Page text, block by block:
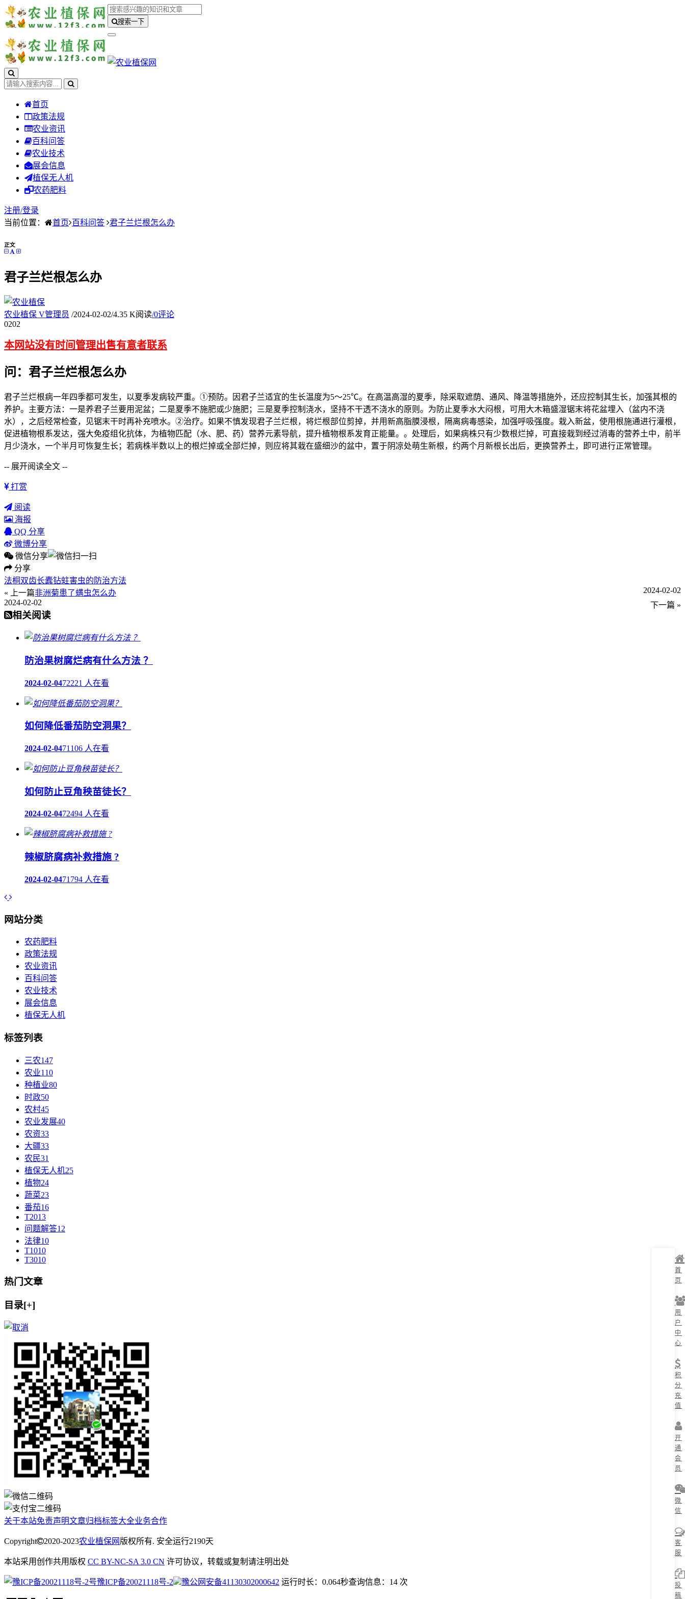
搜索一下
首页
政策法规
农业资讯
百科问答
农业技术
展会信息
植保无人机
农药肥料
注册/登录
当前位置：
首页 百科问答 君子兰烂根怎么办
正文
君子兰烂根怎么办
农业植保 V管理员 /2024-02-02/4.35 K阅读/0评论
0202
本网站没有时间管理出售有意者联系
问：君子兰烂根怎么办
君子兰烂根病一年四季都可发生，以夏季发病较严重。①预防。因君子兰适宜的生长温度为5～25℃。在高温高湿的夏季，除采取遮荫、通风、降温等措施外，还应控制其生长，加强其根的
养护。主要方法：一是养君子兰要用泥盆；二是夏季不施肥或少施肥；三是夏季控制浇水，坚持不干透不浇水的原则。为防止夏季水大闷根，可用大木箱盛湿锯末将花盆埋入（盆内不浇
水），之后经常检查，见锯末干时再补充喷水。②治疗。如果不慎发现君子兰烂根，将烂根部位剪掉，并用新高脂膜浸根，隔离病毒感染，加强呼吸强度。栽入新盆，使用根施通进行灌根，
促进植物根系发达，强大免疫组化抗体，为植物匹配（水、肥、药）营养元素导航，提升植物根系发育正能量。。处理后，如果病株只有少数根烂掉，可直接栽到经过消毒的营养土中，前半
月少浇水，一个半月可恢复生长；若病株半数以上的根烂掉或全部烂掉，则应将其栽在盛细沙的盆中，置于阴凉处萌生新根，约两个月新根长出后，更换营养土，即可进行正常管理。
-- 展开阅读全文 --
打赏
阅读
海报
QQ 分享
微博分享
微信分享
分享
法桐双齿长蠹钻蛀害虫的防治方法
« 上一篇
2024-02-02
非洲菊患了螨虫怎么办
下一篇 »
2024-02-02
相关阅读
防治果树腐烂病有什么方法 ？
2024-02-0472221 人在看
如何降低番茄防空洞果？
2024-02-0471106 人在看
如何防止豆角秧苗徒长？
2024-02-0472494 人在看
辣椒脐腐病补救措施 ?
2024-02-0471794 人在看
网站分类
农药肥料
政策法规
农业资讯
百科问答
农业技术
展会信息
植保无人机
标签列表
三农147
农业110
种植业80
时政50
农村45
农业发展40
农资33
大疆33
农民31
植保无人机25
植物24
蔬菜23
番茄16
T2013
问题解答12
法律10
T1010
T3010
热门文章
目录[+]
关于本站免责声明文章归档标签大全业务合作
Copyright 2020-2023农业植保网 版权所有. 安全运行2190天
本站采用创作共用版权 CC BY-NC-SA 3.0 CN 许可协议，转载或复制请注明出处
豫ICP备20021118号-2 豫公网安备41130302000642 运行时长：0.064秒查询信息：14 次
首
页
用
户
中
心
积
分
充
值
开
通
会
员
微
信
客
服
投
稿